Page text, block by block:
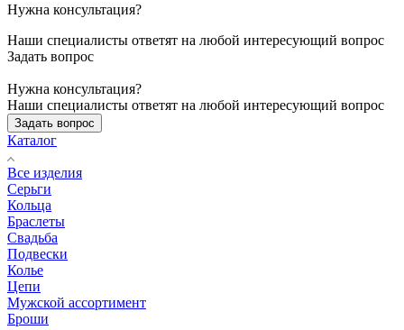
Нужна консультация?
Наши специалисты ответят на любой интересующий вопрос
Задать вопрос
Нужна консультация?
Наши специалисты ответят на любой интересующий вопрос
Задать вопрос
Каталог
Все изделия
Серьги
Кольца
Браслеты
Свадьба
Подвески
Колье
Цепи
Мужской ассортимент
Броши